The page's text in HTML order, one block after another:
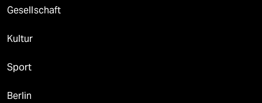
Gesellschaft
Kultur
Sport
Berlin